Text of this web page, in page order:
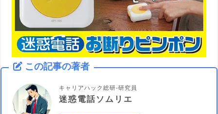
この記事の著者
キャリアハック総研-研究員
迷惑電話ソムリエ